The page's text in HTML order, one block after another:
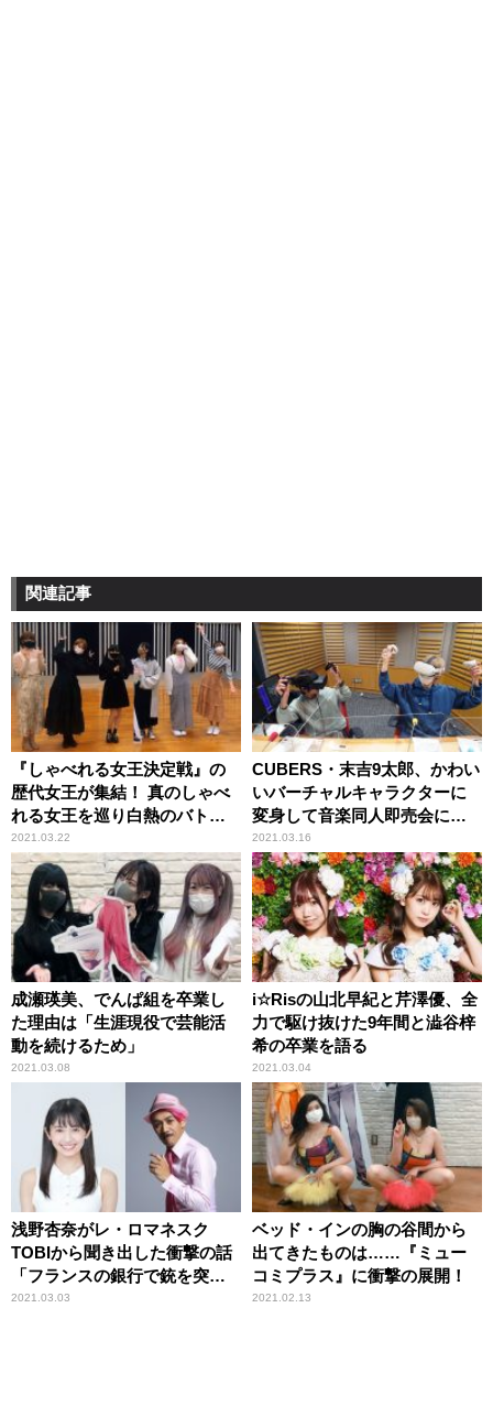
関連記事
『しゃべれる女王決定戦』の
歴代女王が集結！ 真のしゃべ
れる女王を巡り白熱のバトル
を展開
2021.03.22
CUBERS・末吉9太郎、かわい
いバーチャルキャラクターに
変身して音楽同人即売会に潜
入！
2021.03.16
成瀬瑛美、でんぱ組を卒業し
た理由は「生涯現役で芸能活
動を続けるため」
2021.03.08
i☆Risの山北早紀と芹澤優、全
力で駆け抜けた9年間と澁谷梓
希の卒業を語る
2021.03.04
浅野杏奈がレ・ロマネスク
TOBIから聞き出した衝撃の話
「フランスの銀行で銃を突き
つけられて……」
2021.03.03
ベッド・インの胸の谷間から
出てきたものは……『ミュー
コミプラス』に衝撃の展開！
2021.02.13